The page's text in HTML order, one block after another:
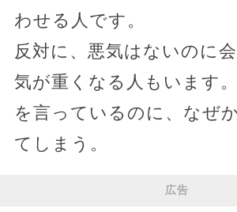
わせる人です。
反対に、悪気はないのに
気が重くなる人もいます
を言っているのに、なぜ
てしまう。
広告